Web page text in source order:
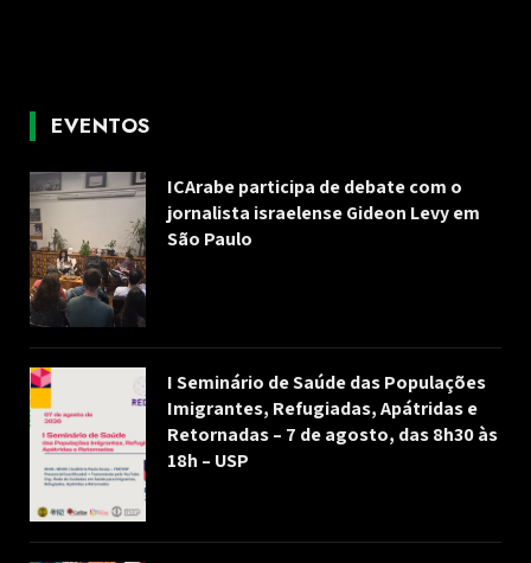
EVENTOS
ICArabe participa de debate com o
jornalista israelense Gideon Levy em
São Paulo
I Seminário de Saúde das Populações
Imigrantes, Refugiadas, Apátridas e
Retornadas – 7 de agosto, das 8h30 às
18h – USP